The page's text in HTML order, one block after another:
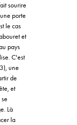
sourire
porte
le cas
et
pays
C'est
une
de
et
Là
la